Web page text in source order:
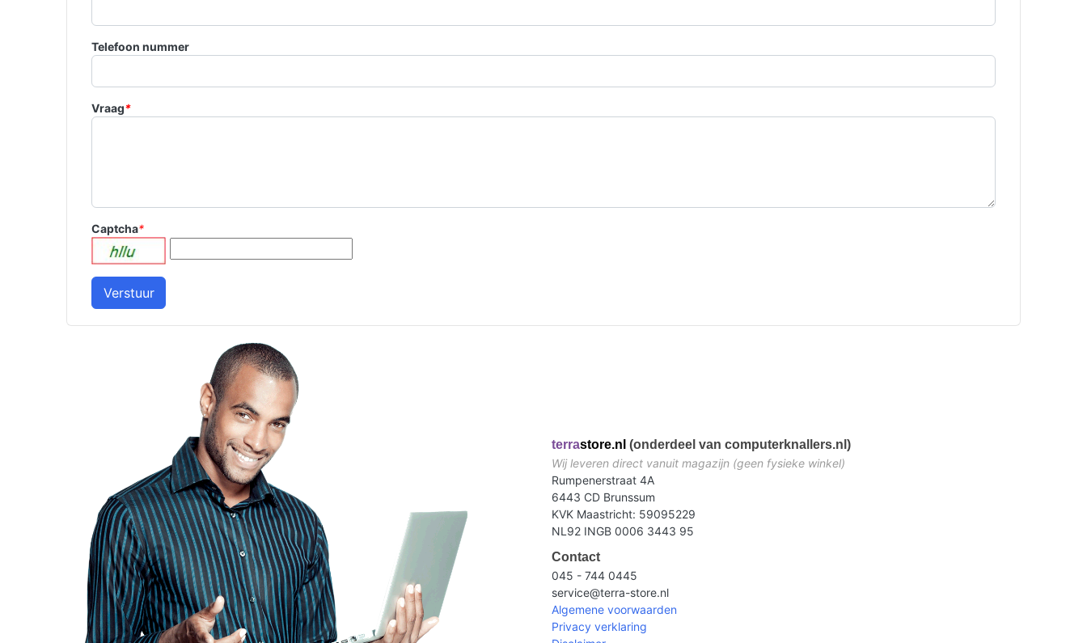
Telefoon nummer
Vraag*
Captcha*
terrastore.nl (onderdeel van computerknallers.nl)
Wij leveren direct vanuit magazijn (geen fysieke winkel)
Rumpenerstraat 4A
6443 CD Brunssum
KVK Maastricht: 59095229
NL92 INGB 0006 3443 95
Contact
045 - 744 0445
service@terra-store.nl
Algemene voorwaarden
Privacy verklaring